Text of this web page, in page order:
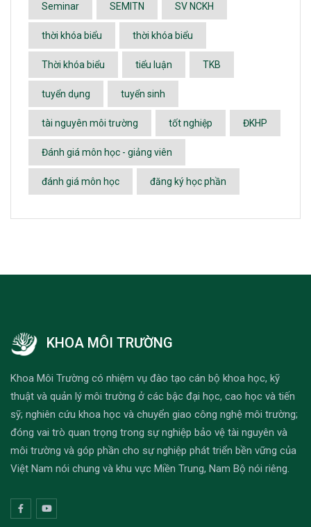
Seminar SEMITN SV NCKH
thời khóa biểu thời khóa biểu
Thời khóa biểu tiểu luận TKB
tuyển dụng tuyển sinh
tài nguyên môi trường tốt nghiệp ĐKHP
Đánh giá môn học - giảng viên
đánh giá môn học đăng ký học phần
KHOA MÔI TRƯỜNG
Khoa Môi Trường có nhiệm vụ đào tạo cán bộ khoa học, kỹ
thuật và quản lý môi trường ở các bậc đại học, cao học và tiến
sỹ; nghiên cứu khoa học và chuyển giao công nghệ môi trường;
đóng vai trò quan trọng trong sự nghiệp bảo vệ tài nguyên và
môi trường và góp phần cho sự nghiệp phát triển bền vững của
Việt Nam nói chung và khu vực Miền Trung, Nam Bộ nói riêng.